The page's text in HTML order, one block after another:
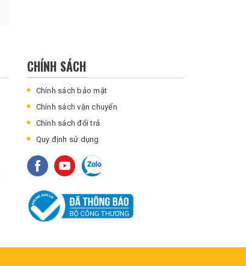
CHÍNH SÁCH
Chính sách bảo mật
Chính sách vận chuyển
Chính sách đổi trả
Quy định sử dụng